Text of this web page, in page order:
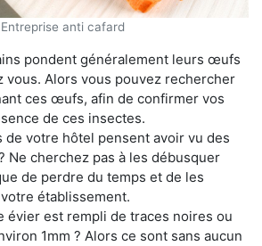
Entreprise anti cafard
pondent généralement leurs œufs
vous. Alors vous pouvez rechercher
ces œufs, afin de confirmer vos
de ces insectes.
de votre hôtel pensent avoir vu des
Ne cherchez pas à les débusquer
de perdre du temps et de les
établissement.
évier est rempli de traces noires ou
1mm ? Alors ce sont sans aucun